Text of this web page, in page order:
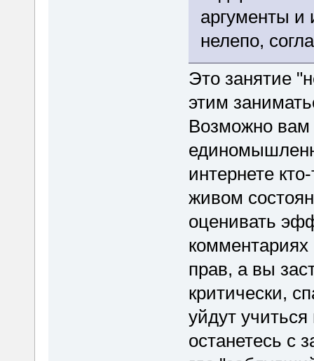
аргументы и
нелепо,
Это занятие
этим
Возможно вам
интернете
живом
оценивать
комментариях
прав, а вы
критически,
уйдут
останетесь с